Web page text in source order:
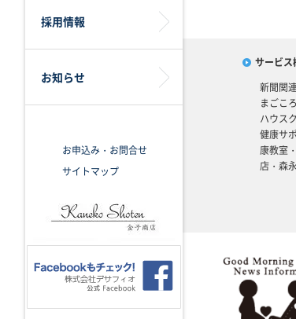
採用情報
お知らせ
お申込み・お問合せ
サイトマップ
サービス
新聞関
まごこ
ハウス
健康サ
康教室
店・森